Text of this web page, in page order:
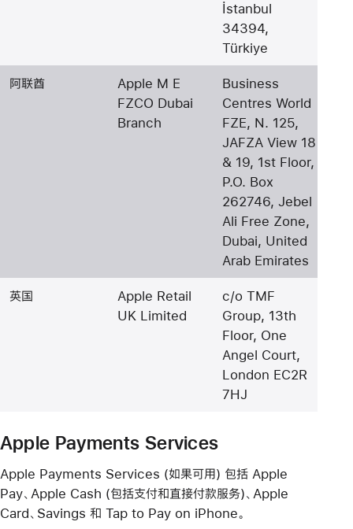
İstanbul
34394,
Türkiye
阿联酋
Apple M E
FZCO Dubai
Branch
Business
Centres World
FZE, N. 125,
JAFZA View 18
& 19, 1st Floor,
P.O. Box
262746, Jebel
Ali Free Zone,
Dubai, United
Arab Emirates
英国
Apple Retail
UK Limited
c/o TMF
Group, 13th
Floor, One
Angel Court,
London EC2R
7HJ
Apple Payments Services
Apple Payments Services (如果可用) 包括 Apple
Pay、Apple Cash (包括支付和直接付款服务)、Apple
Card、Savings 和 Tap to Pay on iPhone。